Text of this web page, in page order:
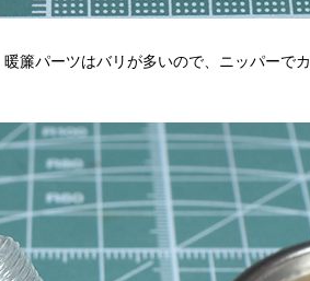
簾パーツはバリが多いので、ニッパーで